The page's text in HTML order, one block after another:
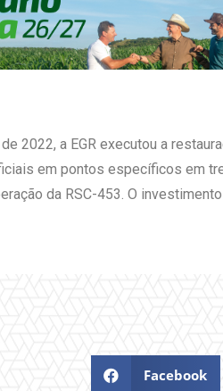
2022, a EGR executou a
em pontos específicos em
da RSC-453. O
Facebook